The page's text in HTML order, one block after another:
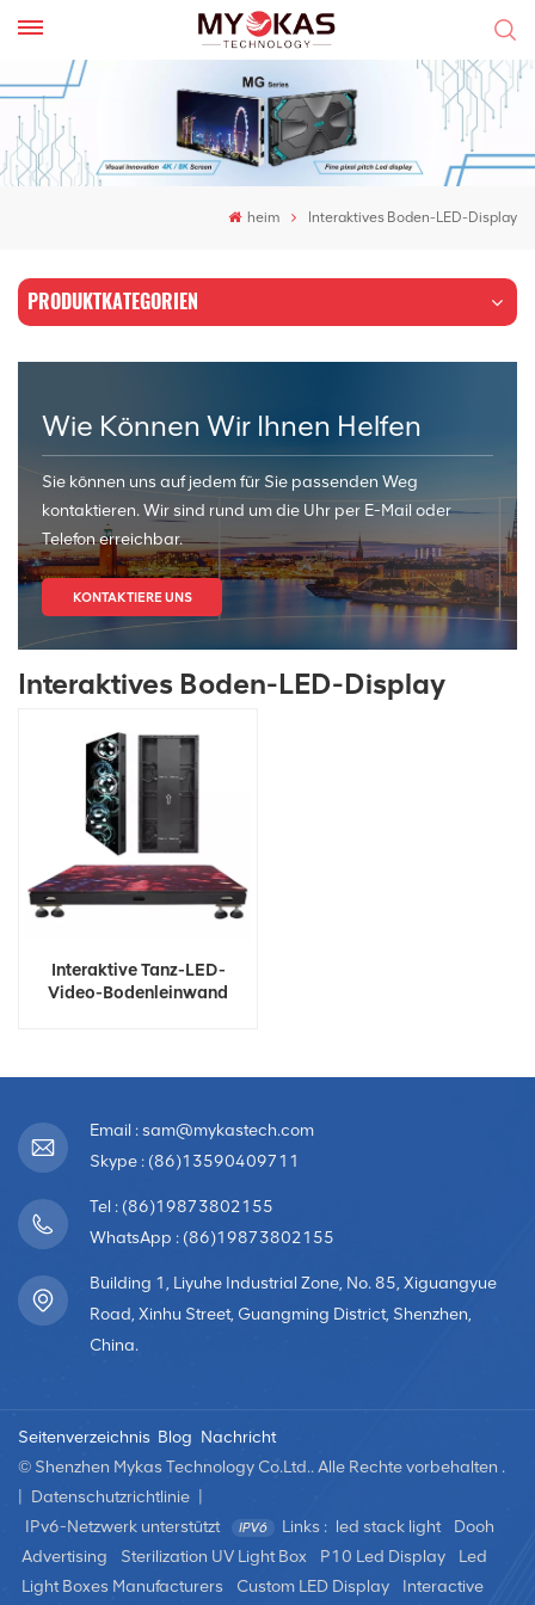
heim Interaktives Boden-LED-Display
PRODUKTKATEGORIEN
Wie Können Wir Ihnen Helfen
Sie können uns auf jedem für Sie passenden Weg
kontaktieren. Wir sind rund um die Uhr per E-Mail oder
Telefon erreichbar.
KONTAKTIERE UNS
Interaktives Boden-LED-Display
Interaktive Tanz-LED-
Video-Bodenleinwand
Email : sam@mykastech.com
Skype : (86)13590409711
Tel : (86)19873802155
WhatsApp : (86)19873802155
Building 1, Liyuhe Industrial Zone, No. 85, Xiguangyue
Road, Xinhu Street, Guangming District, Shenzhen,
China.
Seitenverzeichnis Blog Nachricht
© Shenzhen Mykas Technology Co.Ltd.. Alle Rechte vorbehalten .
Datenschutzrichtlinie
IPv6-Netzwerk unterstützt
Links : led stack light
Dooh
Advertising
Sterilization UV Light Box P10 Led Display
Led
Light Boxes Manufacturers
Custom LED Display Interactive